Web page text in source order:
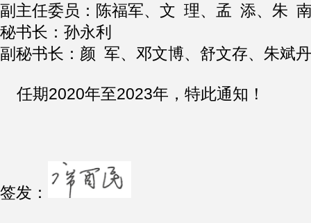
副主任委员：陈福军、文 理、孟 添、朱
秘书长：孙永利
副秘书长：颜 军、邓文博、舒文存、朱斌丹
任期2020年至2023年，特此通知！
签发：